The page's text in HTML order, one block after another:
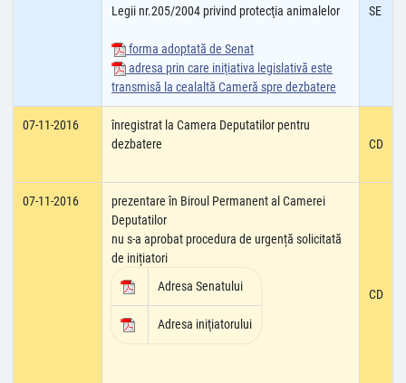
Legii nr.205/2004 privind protecţia animalelor
forma adoptată de Senat
adresa prin care iniţiativa legislativă este
transmisă la cealaltă Cameră spre dezbatere
SE
07-11-2016
înregistrat la Camera Deputatilor pentru
dezbatere
CD
07-11-2016
prezentare în Biroul Permanent al Camerei
Deputatilor
nu s-a aprobat procedura de urgență solicitată
de inițiatori
Adresa Senatului
Adresa iniţiatorului
CD